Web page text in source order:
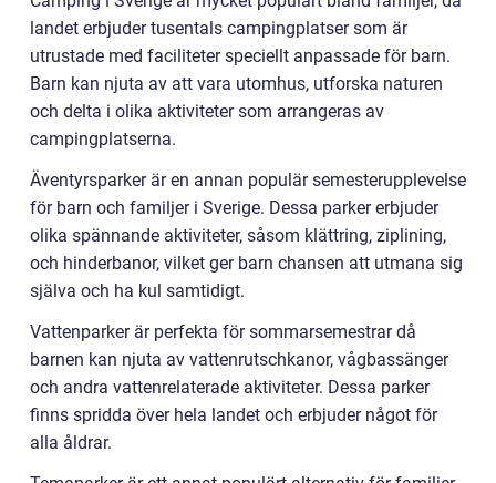
landet erbjuder tusentals campingplatser som är
utrustade med faciliteter speciellt anpassade för barn.
Barn kan njuta av att vara utomhus, utforska naturen
och delta i olika aktiviteter som arrangeras av
campingplatserna.
Äventyrsparker är en annan populär semesterupplevelse
för barn och familjer i Sverige. Dessa parker erbjuder
olika spännande aktiviteter, såsom klättring, ziplining,
och hinderbanor, vilket ger barn chansen att utmana sig
själva och ha kul samtidigt.
Vattenparker är perfekta för sommarsemestrar då
barnen kan njuta av vattenrutschkanor, vågbassänger
och andra vattenrelaterade aktiviteter. Dessa parker
finns spridda över hela landet och erbjuder något för
alla åldrar.